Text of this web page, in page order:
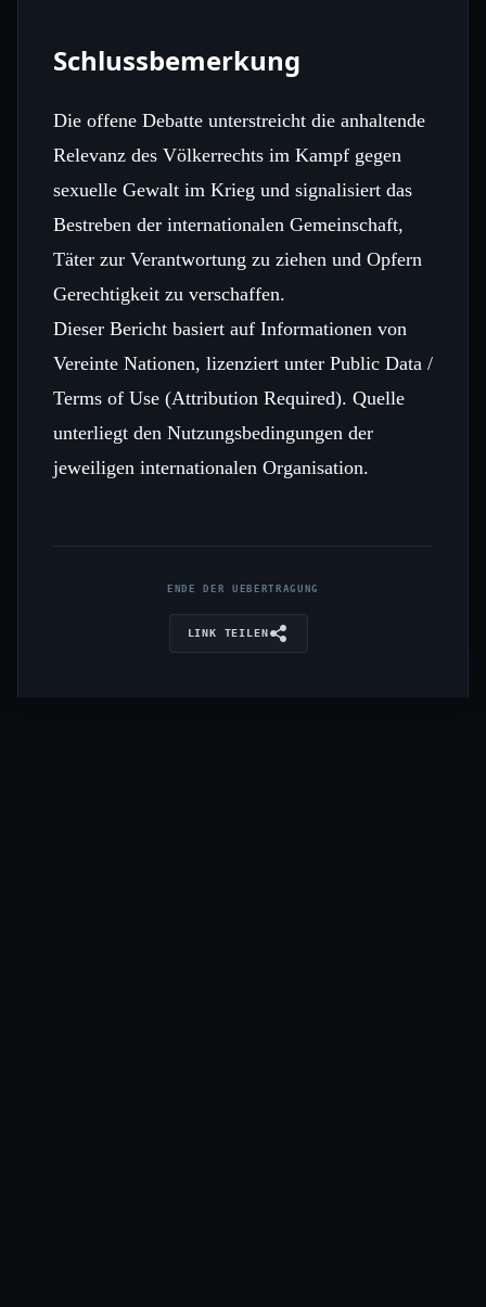
Schlussbemerkung
Die offene Debatte unterstreicht die anhaltende
Relevanz des Völkerrechts im Kampf gegen
sexuelle Gewalt im Krieg und signalisiert das
Bestreben der internationalen Gemeinschaft,
Täter zur Verantwortung zu ziehen und Opfern
Gerechtigkeit zu verschaffen.
Dieser Bericht basiert auf Informationen von
Vereinte Nationen, lizenziert unter Public Data /
Terms of Use (Attribution Required). Quelle
unterliegt den Nutzungsbedingungen der
jeweiligen internationalen Organisation.
ENDE DER UEBERTRAGUNG
LINK TEILEN